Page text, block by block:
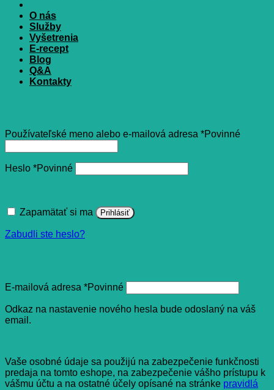
O nás
Služby
Vyšetrenia
E-recept
Blog
Q&A
Kontakty
Používateľské meno alebo e-mailová adresa *Povinné
Heslo *Povinné
Zapamätať si ma Prihlásiť
Zabudli ste heslo?
E-mailová adresa *Povinné
Odkaz na nastavenie nového hesla bude odoslaný na váš
email.
Vaše osobné údaje sa použijú na zabezpečenie funkčnosti
predaja na tomto eshope, na zabezpečenie vášho prístupu k
vášmu účtu a na ostatné účely opísané na stránke pravidlá